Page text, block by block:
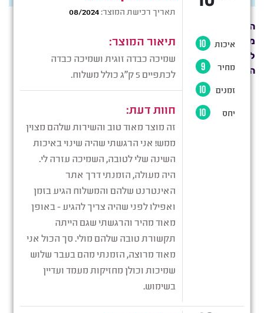
משקיעים בכל שכבה ושכבה של המוצר שלנו ועל כן הצלחנו
לאחר מאמצים רבים לעמוד בתקן המחמיר ביותר בעולם
הטקסטיל.